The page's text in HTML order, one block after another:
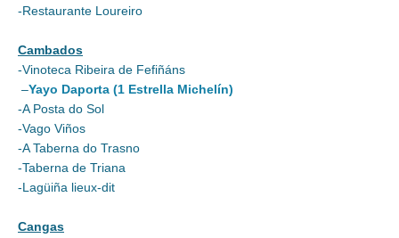
-Restaurante Loureiro
Cambados
-Vinoteca Ribeira de Fefiñáns
–Yayo Daporta (1 Estrella Michelín)
-A Posta do Sol
-Vago Viños
-A Taberna do Trasno
-Taberna de Triana
-Lagüiña lieux-dit
Cangas